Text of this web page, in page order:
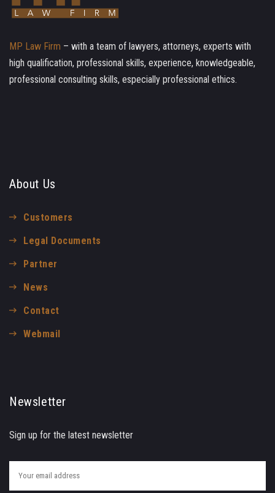
MP Law Firm – with a team of lawyers, attorneys, experts with
high qualification, professional skills, experience, knowledgeable,
professional consulting skills, especially professional ethics.
About Us
Customers
Legal Documents
Partner
News
Contact
Webmail
Newsletter
Sign up for the latest newsletter